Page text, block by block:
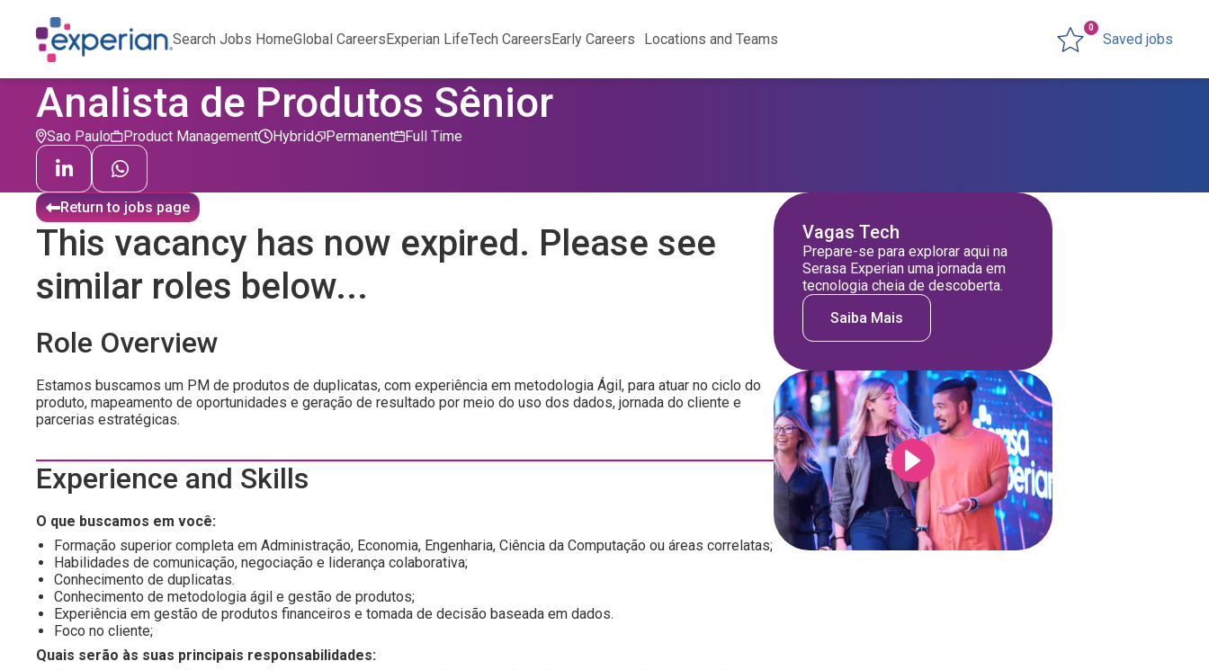
Search Jobs HomeGlobal CareersExperian LifeTech CareersEarly Careers Locations and Teams Saved jobs
0
Analista de Produtos Sênior
Sao Paulo Product Management Permanent
Hybrid Full Time
Return to jobs page
This vacancy has now expired. Please see
similar roles below...
Role Overview
Estamos buscamos um PM de produtos de duplicatas, com experiência em metodologia Ágil, para atuar no ciclo do
produto, mapeamento de oportunidades e geração de resultado por meio do uso dos dados, jornada do cliente e
parcerias estratégicas.
Experience and Skills
O que buscamos em você:
Formação superior completa em Administração, Economia, Engenharia, Ciência da Computação ou áreas correlatas;
Habilidades de comunicação, negociação e liderança colaborativa;
Conhecimento de duplicatas.
Conhecimento de metodologia ágil e gestão de produtos;
Experiência em gestão de produtos financeiros e tomada de decisão baseada em dados.
Foco no cliente;
Quais serão às suas principais responsabilidades:
Vagas Tech
Prepare-se para explorar aqui na
Serasa Experian uma jornada em
tecnologia cheia de descoberta.
Saiba Mais